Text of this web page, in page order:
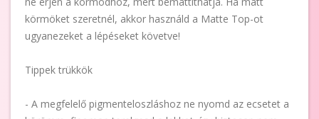
körmöket szeretnél, akkor használd a Matte Top-ot
ugyanezeket a lépéseket követve!
Tippek trükkök
- A megfelelő pigmenteloszláshoz ne nyomd az ecsetet a